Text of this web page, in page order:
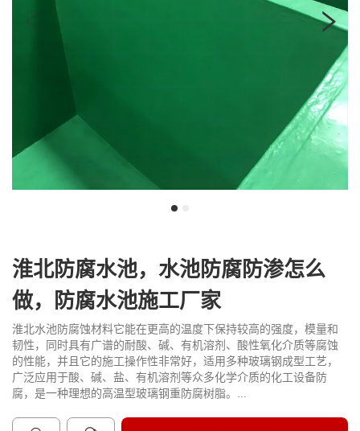
淮北防腐水池，水池防腐防渗怎么
做，防腐水池施工厂家
淮北水池防腐蚀材料它能在更高的温度下保持较高的强度，模量和
韧性，同时具有广谱的耐酸、碱、有机溶剂、酸性氧化介质等腐蚀
的性能，并且它的施工操作性非常好，适用多种玻璃钢成型工艺，
广泛应用于酸、碱、盐、有机溶剂等众多化学介质的化工设备防
腐，是一种理想的高温型玻璃钢重防腐树脂。...